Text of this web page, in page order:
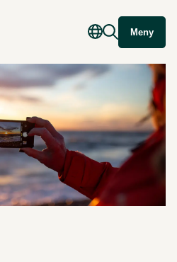
Meny